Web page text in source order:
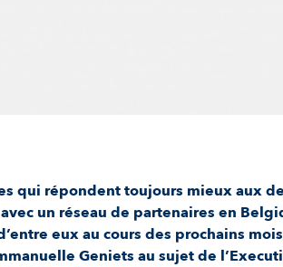
qui répondent toujours mieux aux
un réseau de partenaires en
eux au cours des prochains
Geniets au sujet de